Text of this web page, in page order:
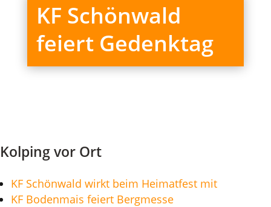
KF Schönwald
feiert Gedenktag
Kolping vor Ort
KF Schönwald wirkt beim Heimatfest mit
KF Bodenmais feiert Bergmesse